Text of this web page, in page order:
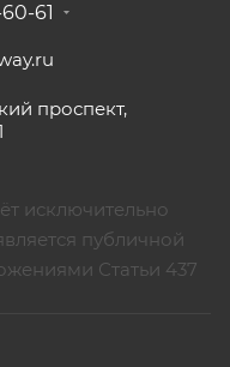
61
проспект,
исключительно
публичной
Статьи 437